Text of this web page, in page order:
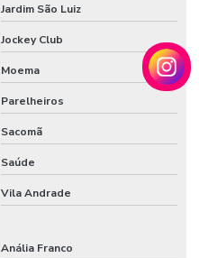
Jardim São Luiz
Jockey Club
Moema
Parelheiros
Sacomã
Saúde
Vila Andrade
Anália Franco